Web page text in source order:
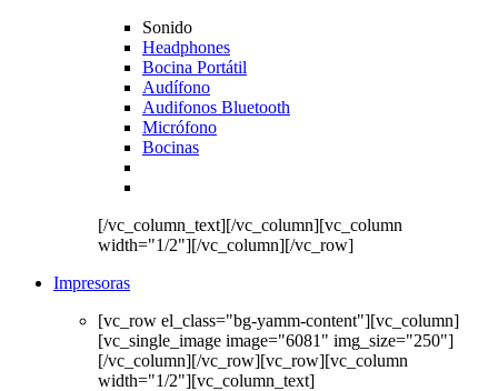
Sonido
Headphones
Bocina Portátil
Audífono
Audifonos Bluetooth
Micrófono
Bocinas
[/vc_column_text][/vc_column][vc_column
width="1/2"][/vc_column][/vc_row]
Impresoras
[vc_row el_class="bg-yamm-content"][vc_column]
[vc_single_image image="6081" img_size="250"]
[/vc_column][/vc_row][vc_row][vc_column
width="1/2"][vc_column_text]